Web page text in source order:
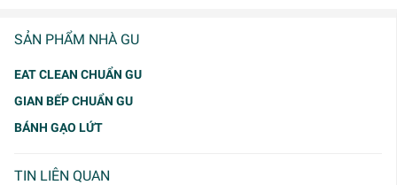
SẢN PHẨM NHÀ GU
EAT CLEAN CHUẨN GU
GIAN BẾP CHUẨN GU
BÁNH GẠO LỨT
TIN LIÊN QUAN